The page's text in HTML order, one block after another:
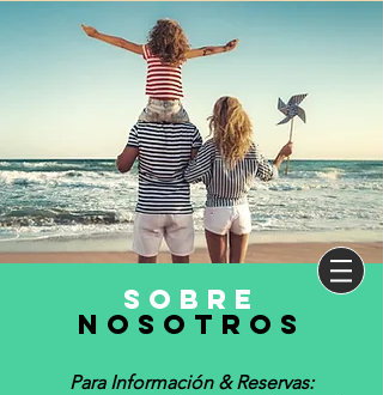
sobre
nosotros
Para Información & Reservas: